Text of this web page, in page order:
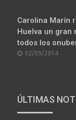
Carolina Marín
Huelva un gran
todos los
POSTED
02/09/2014
ÚLTIMAS